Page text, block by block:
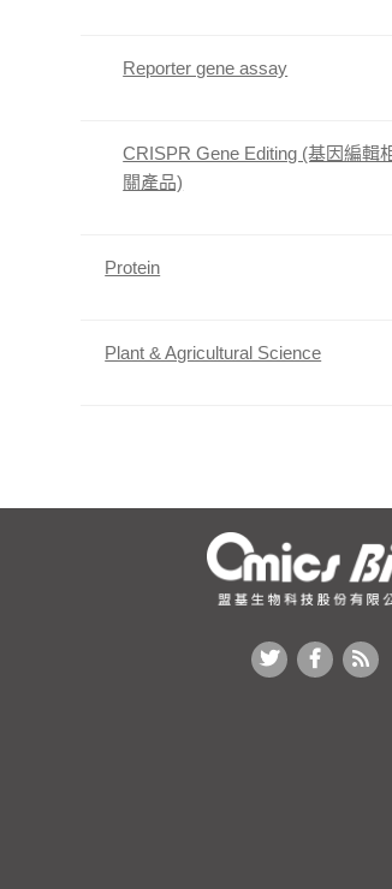
Reporter gene assay
CRISPR Gene Editing (基因編輯
關產品)
Protein
Plant & Agricultural Science